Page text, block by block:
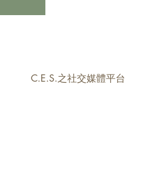
C.E.S.之社交媒體平台